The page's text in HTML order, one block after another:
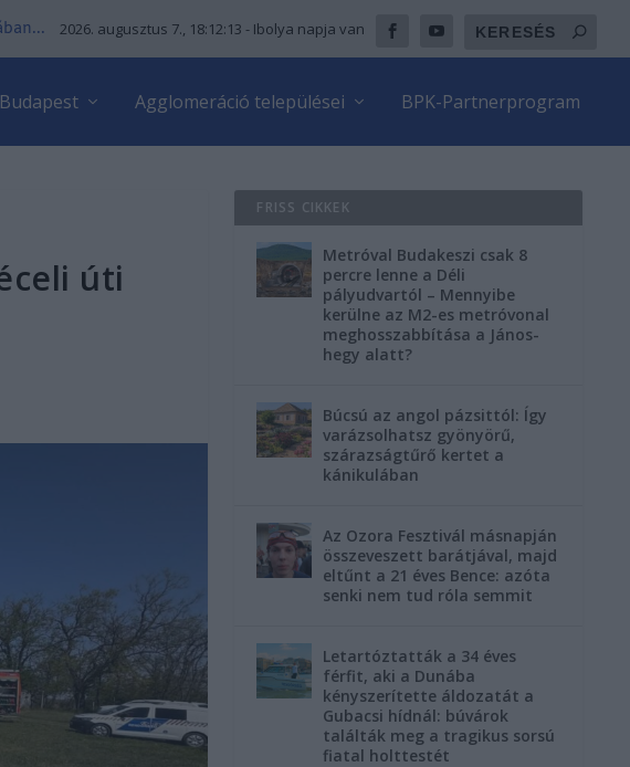
2026. augusztus 7., 18:12:14 - Ibolya napja van
Budapest Agglomeráció települései BPK-Partnerprogram
úti
FRISS CIKKEK
Metróval Budakeszi csak 8
percre lenne a Déli
pályudvartól – Mennyibe
kerülne az M2-es metróvonal
meghosszabbítása a János-
hegy alatt?
Búcsú az angol pázsittól: Így
varázsolhatsz gyönyörű,
szárazságtűrő kertet a
kánikulában
Az Ozora Fesztivál másnapján
összeveszett barátjával, majd
eltűnt a 21 éves Bence: azóta
senki nem tud róla semmit
Letartóztatták a 34 éves
férfit, aki a Dunába
kényszerítette áldozatát a
Gubacsi hídnál: búvárok
találták meg a tragikus sorsú
fiatal holttestét